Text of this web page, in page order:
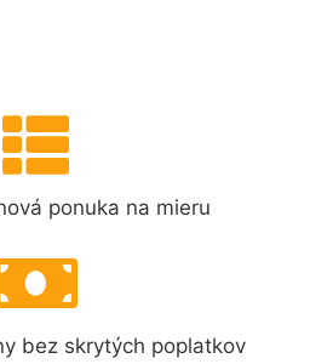
ponuka na mieru
bez skrytých poplatkov